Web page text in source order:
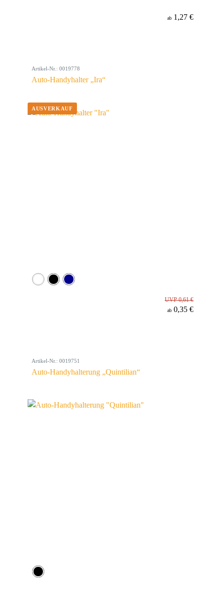
ab 1,27 €
Artikel-Nr.: 0019778
Auto-Handyhalter „Ira“
UVP 0,61 €
ab 0,35 €
Artikel-Nr.: 0019751
Auto-Handyhalterung „Quintilian“